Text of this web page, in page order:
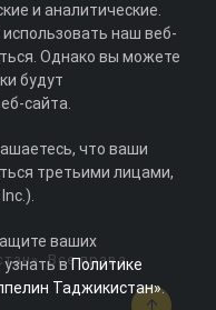
Все права
и аналитические.
наш веб-
Однако вы можете
будут
сайта.
что ваши
третьими лицами,
ваших
вПолитике
Таджикистан».